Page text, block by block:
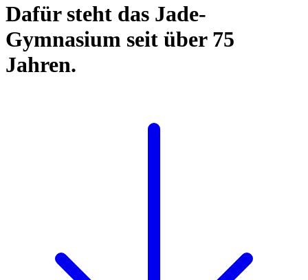
Dafür steht das Jade-
Gymnasium seit über 75
Jahren.